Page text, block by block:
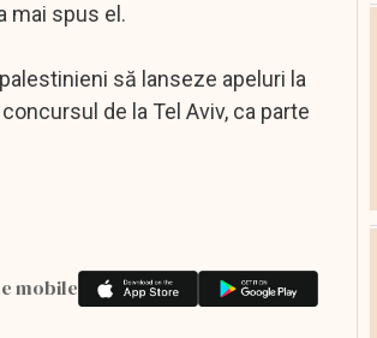
mai spus el.
să lanseze apeluri la
de la Tel Aviv, ca parte
mobile